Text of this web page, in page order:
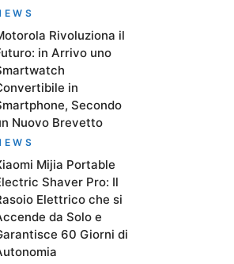
Rivoluziona il
in Arrivo uno
in
Secondo
Nuovo Brevetto
Mijia Portable
Shaver Pro: Il
Elettrico che si
da Solo e
60 Giorni di